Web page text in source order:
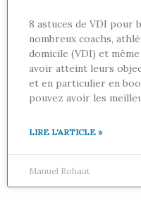
8 astuces de VDI pour
nombreux coachs,
domicile (VDI) et
avoir atteint leurs
et en particulier en
pouvez avoir les
LIRE L'ARTICLE »
Manuel Rohaut